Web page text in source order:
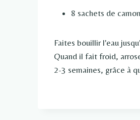
8 sachets de
Faites bouillir l'eau
Quand il fait froid,
2-3 semaines, grâce à